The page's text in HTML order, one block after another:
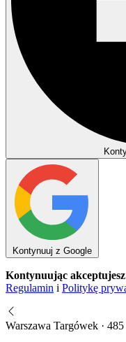
Kontynuuj z Google
Kontynuując akceptujesz
Regulamin i Politykę
Warszawa Targówek · 485